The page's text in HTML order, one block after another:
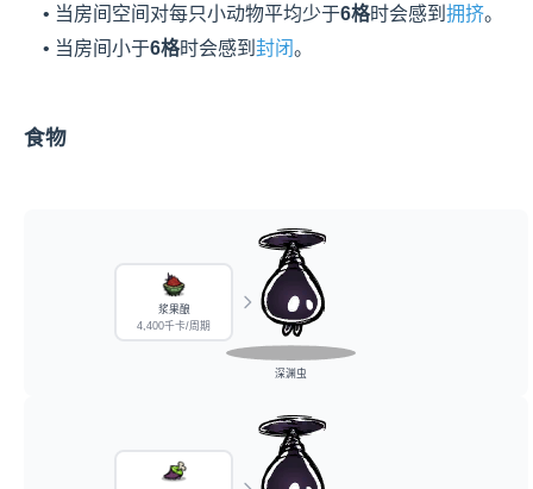
    • 当房间空间对每只小动物平均少于
6格时会感到 拥挤。
    • 当房间小于
6格时会感到 封闭。
食物
浆果酿
4,400千卡/周期
深渊虫